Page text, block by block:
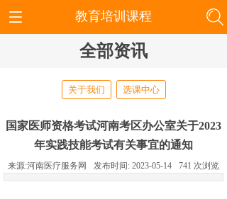
全部资讯
关于我们 选课中心
国家医师资格考试河南考区办公室关于2023
年实践技能考试有关事宜的通知
来源:河南医疗服务网 发布时间: 2023-05-14 741 次浏览
教育培训课程